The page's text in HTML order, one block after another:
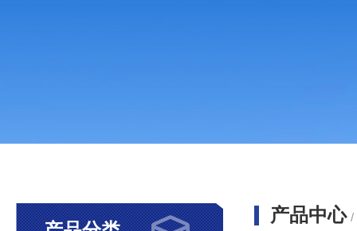
产品中心 /